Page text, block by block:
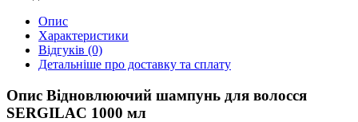
Опис
Характеристики
Відгуків (0)
Детальніше про доставку та сплату
Опис Відновлюючий шампунь для волосся
SERGILAC 1000 мл